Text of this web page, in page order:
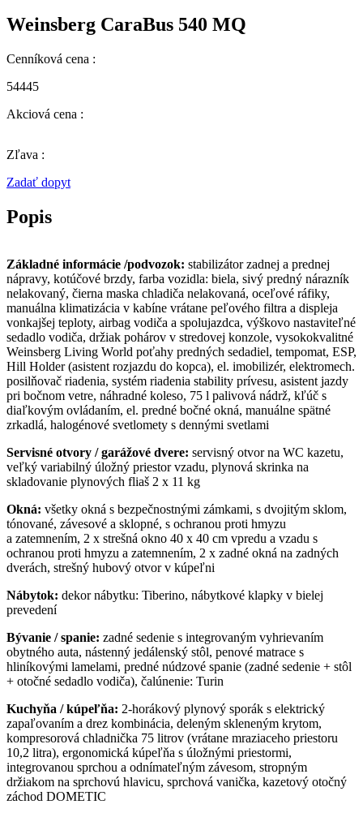
Weinsberg CaraBus 540 MQ
Cenníková cena :
54445
Akciová cena :
Zľava :
Zadať dopyt
Popis
Základné informácie /podvozok: stabilizátor zadnej a prednej
nápravy, kotúčové brzdy, farba vozidla: biela, sivý predný nárazník
nelakovaný, čierna maska chladiča nelakovaná, oceľové ráfiky,
manuálna klimatizácia v kabíne vrátane peľového filtra a displeja
vonkajšej teploty, airbag vodiča a spolujazdca, výškovo nastaviteľné
sedadlo vodiča, držiak pohárov v stredovej konzole, vysokokvalitné
Weinsberg Living World poťahy predných sedadiel, tempomat, ESP,
Hill Holder (asistent rozjazdu do kopca), el. imobilizér, elektromech.
posilňovač riadenia, systém riadenia stability prívesu, asistent jazdy
pri bočnom vetre, náhradné koleso, 75 l palivová nádrž, kľúč s
diaľkovým ovládaním, el. predné bočné okná, manuálne spätné
zrkadlá, halogénové svetlomety s dennými svetlami
Servisné otvory / garážové dvere: servisný otvor na WC kazetu,
veľký variabilný úložný priestor vzadu, plynová skrinka na
skladovanie plynových fliaš 2 x 11 kg
Okná: všetky okná s bezpečnostnými zámkami, s dvojitým sklom,
tónované, závesové a sklopné, s ochranou proti hmyzu
a zatemnením, 2 x strešná okno 40 x 40 cm vpredu a vzadu s
ochranou proti hmyzu a zatemnením, 2 x zadné okná na zadných
dverách, strešný hubový otvor v kúpeľni
Nábytok: dekor nábytku: Tiberino, nábytkové klapky v bielej
prevedení
Bývanie / spanie: zadné sedenie s integrovaným vyhrievaním
obytného auta, nástenný jedálenský stôl, penové matrace s
hliníkovými lamelami, predné núdzové spanie (zadné sedenie + stôl
+ otočné sedadlo vodiča), čalúnenie: Turin
Kuchyňa / kúpeľňa: 2-horákový plynový sporák s elektrický
zapaľovaním a drez kombinácia, deleným skleneným krytom,
kompresorová chladnička 75 litrov (vrátane mraziaceho priestoru
10,2 litra), ergonomická kúpeľňa s úložnými priestormi,
integrovanou sprchou a odnímateľným závesom, stropným
držiakom na sprchovú hlavicu, sprchová vanička, kazetový otočný
záchod DOMETIC